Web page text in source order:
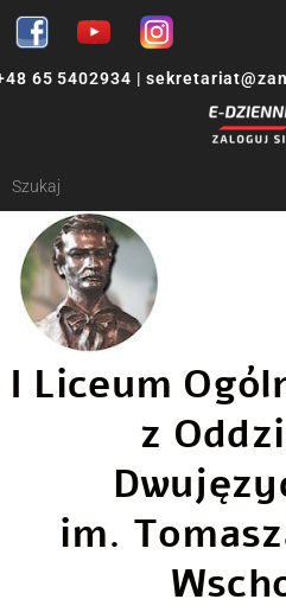
65 5402934 |
I Liceum
z
im.